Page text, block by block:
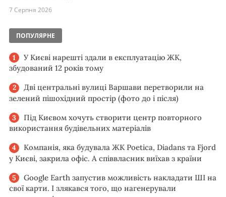
7 Серпня 2026
ПОПУЛЯРНЕ
У Києві нарешті здали в експлуатацію ЖК,
збудований 12 років тому
Дві центральні вулиці Варшави перетворили на
зелений пішохідний простір (фото до і після)
Під Києвом хочуть створити центр повторного
використання будівельних матеріалів
Компанія, яка будувала ЖК Poetica, Diadans та Fjord
у Києві, закрила офіс. А співвласник виїхав з країни
Google Earth запустив можливість накладати ШІ на
свої карти. І злякався того, що нагенерували